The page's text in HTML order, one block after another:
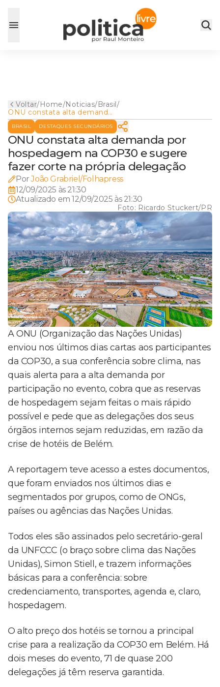
Voltar/Home/Noticias/Brasil/
ONU constata alta demanda
por hospedagem na COP30
e sugere fazer corte na
própria delegação
BRASIL DESTAQUES SECUNDÁRIOS
ONU constata alta demanda por
hospedagem na COP30 e sugere
fazer corte na própria delegação
Por João Grabriel/Folhapress
12/09/2025 às 21:30
Atualizado em12/09/2025 às 21:30
Foto: Ricardo Stuckert/PR
A ONU (Organização das Nações Unidas)
enviou nos últimos dias cartas aos participantes
da COP30, a sua conferência sobre clima, nas
quais alerta para a alta demanda por
participação no evento, cobra que as reservas
de hospedagem sejam feitas o mais rápido
possível e pede que as delegações dos seus
órgãos internos sejam reduzidas, em razão da
crise de hotéis de Belém.
A reportagem teve acesso a estes documentos,
que foram enviados nos últimos dias e
segmentados por grupos, como de ONGs,
países ou agências das Nações Unidas.
Todos eles são assinados pelo secretário-geral
da UNFCCC (o braço sobre clima das Nações
Unidas), Simon Stiell, e trazem informações
básicas para a conferência: sobre
credenciamento, transportes, agenda e, claro,
hospedagem.
O alto preço dos hotéis se tornou a principal
crise para a realização da COP30 em Belém. Há
dois meses do evento, 71 de quase 200
delegações já têm reserva garantida.